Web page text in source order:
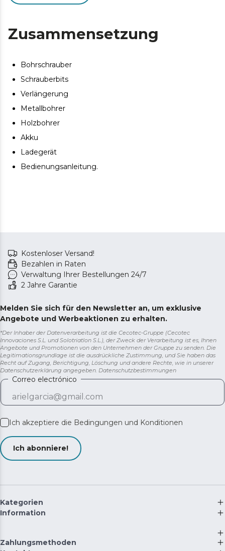
Zusammensetzung
Bohrschrauber
Schrauberbits
Verlängerung
Metallbohrer
Holzbohrer
Akku
Ladegerät
Bedienungsanleitung.
Kostenloser Versand!
Bezahlen in Raten
Verwaltung Ihrer Bestellungen 24/7
2 Jahre Garantie
Melden Sie sich für den Newsletter an, um exklusive
Angebote und Werbeaktionen zu erhalten.
*Der Inhaber der Datenverarbeitung ist die Cecotec-Gruppe (Cecotec
Innovaciones S.L. und Solotriatlon S.L.), der Zweck der Verarbeitung ist es, Ihnen
Angebote und Promotionen von den Unternehmen der Gruppe zu senden. Die
Legitimationsgrundlage ist die ausdrückliche Zustimmung, und Sie haben das
Recht auf Zugang, Berichtigung, Löschung und andere Rechte, wie in unserer
Datenschutzerklärung angegeben. Datenschutzbestimmungen
Correo electrónico
Ich akzeptiere die Bedingungen und Konditionen
Ich abonniere!
Kategorien
Information
Zahlungsmethoden